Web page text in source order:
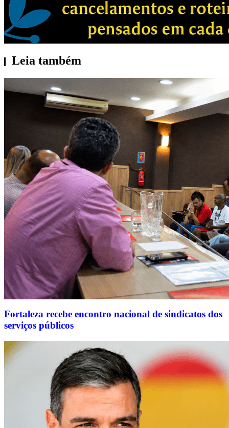
Leia também
Fortaleza recebe encontro nacional de sindicatos dos
serviços públicos